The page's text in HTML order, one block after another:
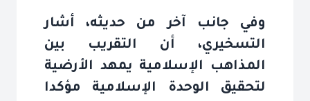
وفي جانب آخر من حديثه، أشار
التسخيري، أن التقريب بين
المذاهب الإسلامية يمهد الأرضية
لتحقيق الوحدة الإسلامية مؤكدا